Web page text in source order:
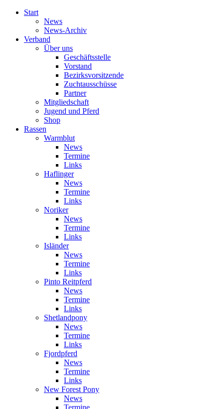
Start
News
News-Archiv
Verband
Über uns
Geschäftsstelle
Vorstand
Bezirksvorsitzende
Zuchtausschüsse
Partner
Mitgliedschaft
Jugend und Pferd
Shop
Rassen
Warmblut
News
Termine
Links
Haflinger
News
Termine
Links
Noriker
News
Termine
Links
Isländer
News
Termine
Links
Pinto Reitpferd
News
Termine
Links
Shetlandpony
News
Termine
Links
Fjordpferd
News
Termine
Links
New Forest Pony
News
Termine